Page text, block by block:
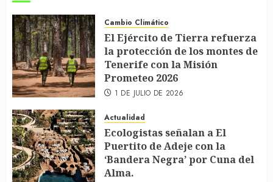
Cambio Climático
El Ejército de Tierra refuerza
la protección de los montes de
Tenerife con la Misión
Prometeo 2026
1 DE JULIO DE 2026
Actualidad
Ecologistas señalan a El
Puertito de Adeje con la
‘Bandera Negra’ por Cuna del
Alma.